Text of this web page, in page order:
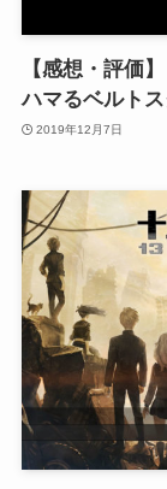
【感想・評価
ハマるベルト
2019年12月7日